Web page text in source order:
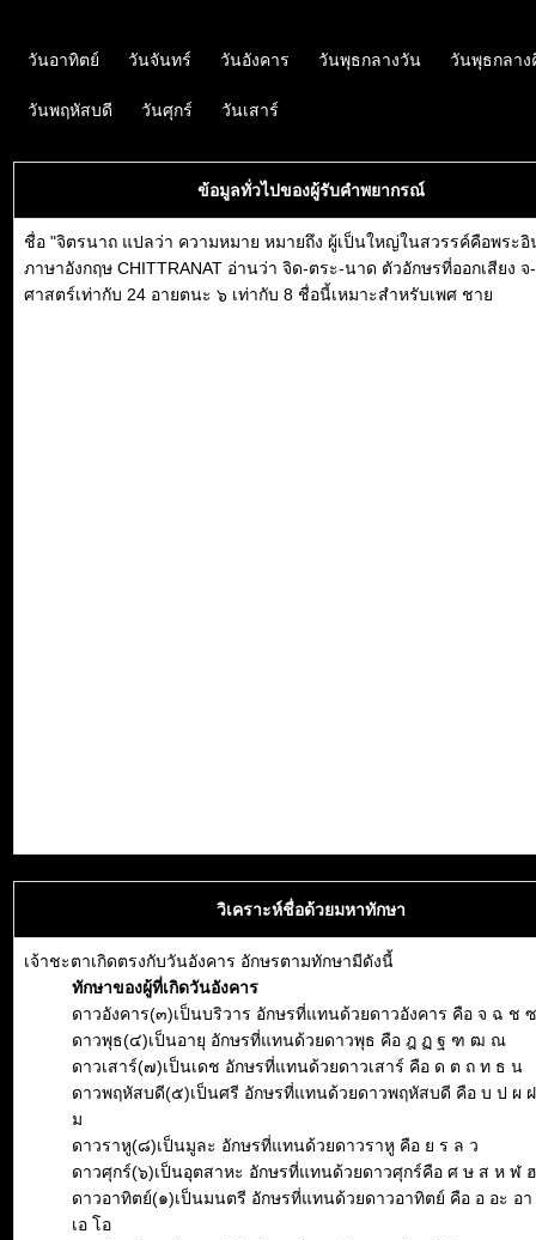
วันอาทิตย์ วันจันทร์ วันอังคาร วันพุธกลางวัน วันพุธกลา
วันพฤหัสบดี วันศุกร์ วันเสาร์
ข้อมูลทั่วไปของผู้รับคำพยากรณ์
ชื่อ "จิตรนาถ แปลว่า ความหมาย หมายถึง ผู้เป็นใหญ่ในสวรรค์คือพระอิ
ภาษาอังกฤษ CHITTRANAT อ่านว่า จิด-ตระ-นาด ตัวอักษรที่ออกเสียง
ศาสตร์เท่ากับ 24 อายตนะ ๖ เท่ากับ 8 ชื่อนี้เหมาะสำหรับเพศ ชาย
วิเคราะห์ชื่อด้วยมหาทักษา
เจ้าชะตาเกิดตรงกับวันอังคาร อักษรตามทักษามีดังนี้
ทักษาของผู้ที่เกิดวันอังคาร
ดาวอังคาร(๓)เป็นบริวาร อักษรที่แทนด้วยดาวอังคาร คือ จ ฉ ช
ดาวพุธ(๔)เป็นอายุ อักษรที่แทนด้วยดาวพุธ คือ ฎ ฏ ฐ ฑ ฒ ณ
ดาวเสาร์(๗)เป็นเดช อักษรที่แทนด้วยดาวเสาร์ คือ ด ต ถ ท ธ น
ดาวพฤหัสบดี(๕)เป็นศรี อักษรที่แทนด้วยดาวพฤหัสบดี คือ บ ป ผ
ม
ดาวราหู(๘)เป็นมูละ อักษรที่แทนด้วยดาวราหู คือ ย ร ล ว
ดาวศุกร์(๖)เป็นอุตสาหะ อักษรที่แทนด้วยดาวศุกร์คือ ศ ษ ส ห ฬ ฮ
ดาวอาทิตย์(๑)เป็นมนตรี อักษรที่แทนด้วยดาวอาทิตย์ คือ อ อะ อา
เอ โอ